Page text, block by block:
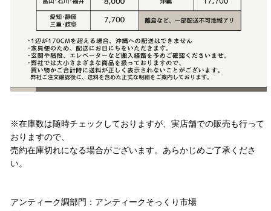
※在庫数は随時チェックしておりますが、実店舗での販売も行って
おりますので、
売約在庫切れになる場合がございます。あらかじめご了承くださ
い。
アンティーク調部門：アンティークそっくり市場